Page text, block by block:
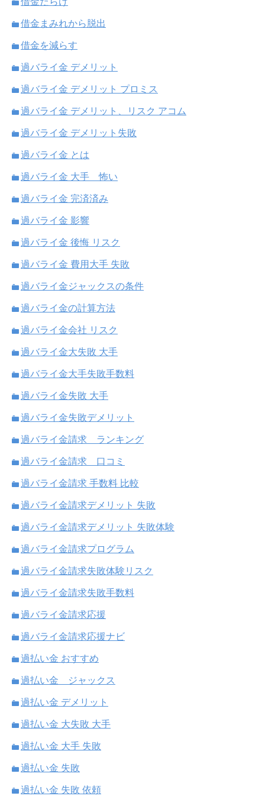
借金まみれから脱出
借金を減らす
過バライ金 デメリット
過バライ金 デメリット プロミス
過バライ金 デメリット、リスク アコム
過バライ金 デメリット失敗
過バライ金 とは
過バライ金 大手 怖い
過バライ金 完済済み
過バライ金 影響
過バライ金 後悔 リスク
過バライ金 費用大手 失敗
過バライ金ジャックスの条件
過バライ金の計算方法
過バライ金会社 リスク
過バライ金大失敗 大手
過バライ金大手失敗手数料
過バライ金失敗 大手
過バライ金失敗デメリット
過バライ金請求 ランキング
過バライ金請求 口コミ
過バライ金請求 手数料 比較
過バライ金請求デメリット 失敗
過バライ金請求デメリット 失敗体験
過バライ金請求プログラム
過バライ金請求失敗体験リスク
過バライ金請求失敗手数料
過バライ金請求応援
過バライ金請求応援ナビ
過払い金 おすすめ
過払い金 ジャックス
過払い金 デメリット
過払い金 大失敗 大手
過払い金 大手 失敗
過払い金 失敗
過払い金 失敗 依頼